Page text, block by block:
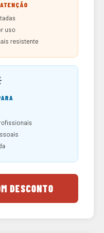
uso
resistente
DESCONTO